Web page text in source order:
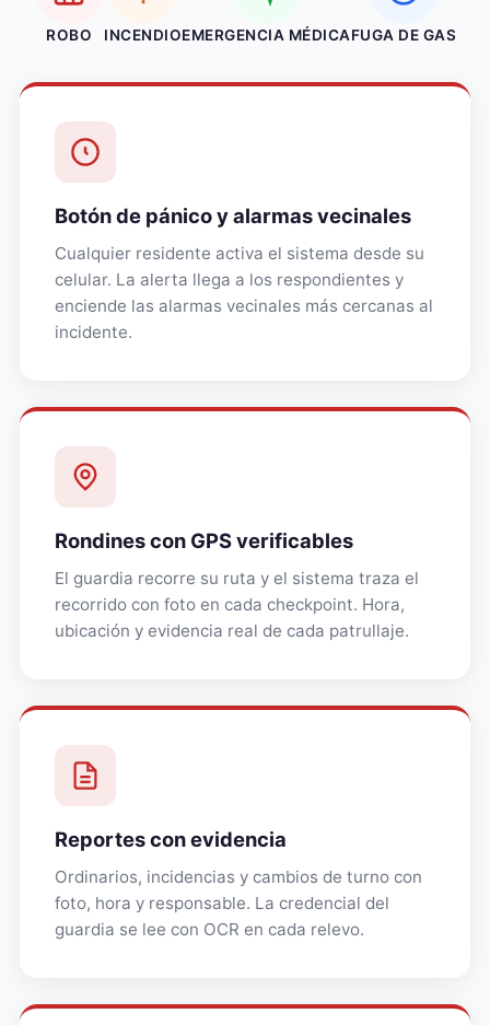
ROBO INCENDIOEMERGENCIA MÉDICAFUGA DE GAS
Botón de pánico y alarmas vecinales
Cualquier residente activa el sistema desde su
celular. La alerta llega a los respondientes y
enciende las alarmas vecinales más cercanas al
incidente.
Rondines con GPS verificables
El guardia recorre su ruta y el sistema traza el
recorrido con foto en cada checkpoint. Hora,
ubicación y evidencia real de cada patrullaje.
Reportes con evidencia
Ordinarios, incidencias y cambios de turno con
foto, hora y responsable. La credencial del
guardia se lee con OCR en cada relevo.